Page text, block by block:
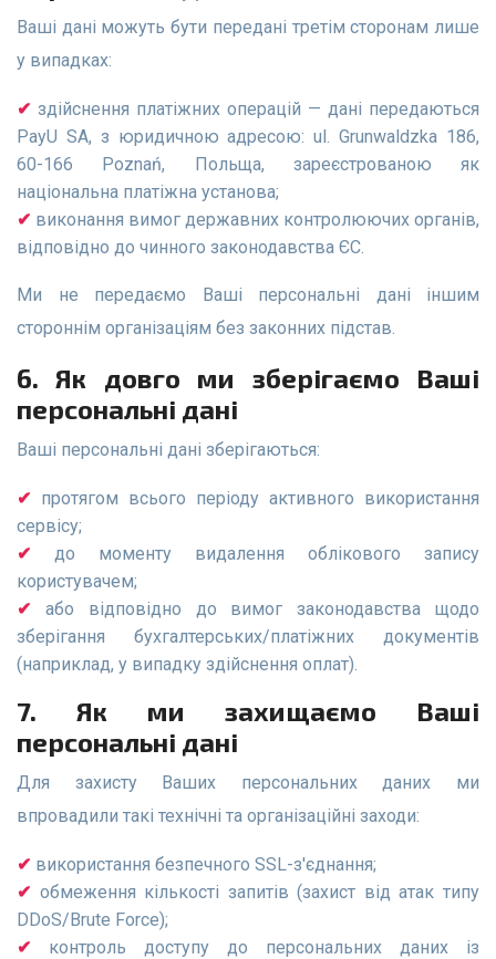
Ваші дані можуть бути передані третім сторонам лише
у випадках:
здійснення платіжних операцій — дані передаються
PayU SA, з юридичною адресою: ul. Grunwaldzka 186,
60-166 Poznań, Польща, зареєстрованою як
національна платіжна установа;
виконання вимог державних контролюючих органів,
відповідно до чинного законодавства ЄС.
Ми не передаємо Ваші персональні дані іншим
стороннім організаціям без законних підстав.
6. Як довго ми зберігаємо Ваші
персональні дані
Ваші персональні дані зберігаються:
протягом всього періоду активного використання
сервісу;
до моменту видалення облікового запису
користувачем;
або відповідно до вимог законодавства щодо
зберігання бухгалтерських/платіжних документів
(наприклад, у випадку здійснення оплат).
7. Як ми захищаємо Ваші
персональні дані
Для захисту Ваших персональних даних ми
впровадили такі технічні та організаційні заходи:
використання безпечного SSL-з'єднання;
обмеження кількості запитів (захист від атак типу
DDoS/Brute Force);
контроль доступу до персональних даних із